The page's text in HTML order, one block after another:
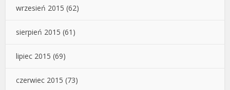
wrzesień 2015 (62)
sierpień 2015 (61)
lipiec 2015 (69)
czerwiec 2015 (73)